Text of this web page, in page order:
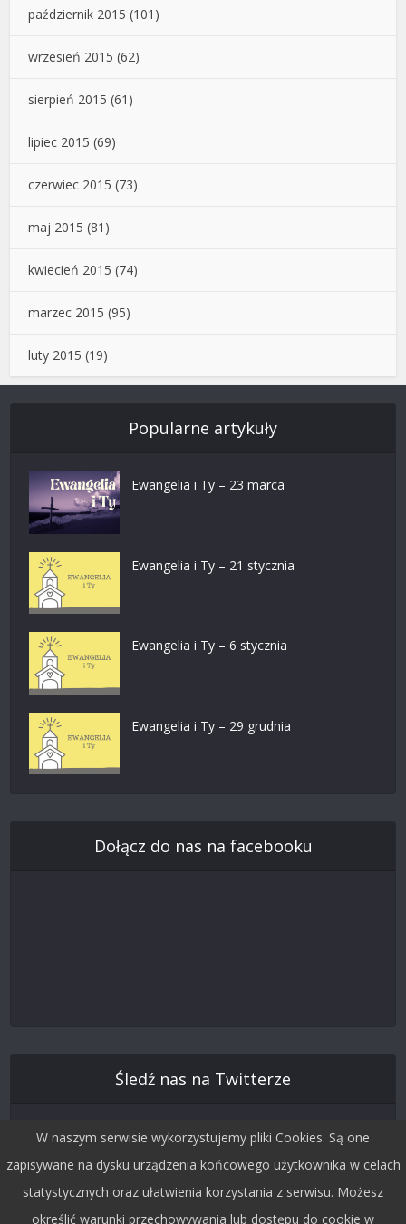
październik 2015 (101)
wrzesień 2015 (62)
sierpień 2015 (61)
lipiec 2015 (69)
czerwiec 2015 (73)
maj 2015 (81)
kwiecień 2015 (74)
marzec 2015 (95)
luty 2015 (19)
Popularne artykuły
Ewangelia i Ty – 23 marca
Ewangelia i Ty – 21 stycznia
Ewangelia i Ty – 6 stycznia
Ewangelia i Ty – 29 grudnia
Dołącz do nas na facebooku
Śledź nas na Twitterze
W naszym serwisie wykorzystujemy pliki Cookies. Są one
zapisywane na dysku urządzenia końcowego użytkownika w celach
statystycznych oraz ułatwienia korzystania z serwisu. Możesz
określić warunki przechowywania lub dostępu do cookie w